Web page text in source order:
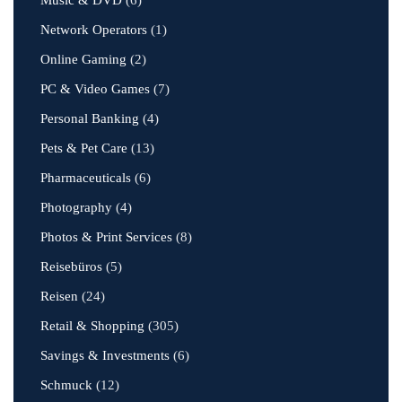
Network Operators (1)
Online Gaming (2)
PC & Video Games (7)
Personal Banking (4)
Pets & Pet Care (13)
Pharmaceuticals (6)
Photography (4)
Photos & Print Services (8)
Reisebüros (5)
Reisen (24)
Retail & Shopping (305)
Savings & Investments (6)
Schmuck (12)